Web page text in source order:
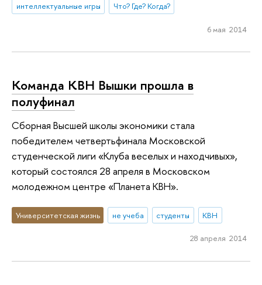
интеллектуальные игры
Что? Где? Когда?
6 мая 2014
Команда КВН Вышки прошла в
полуфинал
Сборная Высшей школы экономики стала
победителем четвертьфинала Московской
студенческой лиги «Клуба веселых и находчивых»,
который состоялся 28 апреля в Московском
молодежном центре «Планета КВН».
Университетская жизнь не учеба студенты КВН
28 апреля 2014